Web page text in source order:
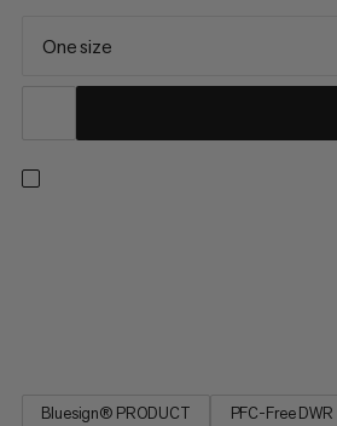
One size
Bluesign® PRODUCT PFC-Free DWR